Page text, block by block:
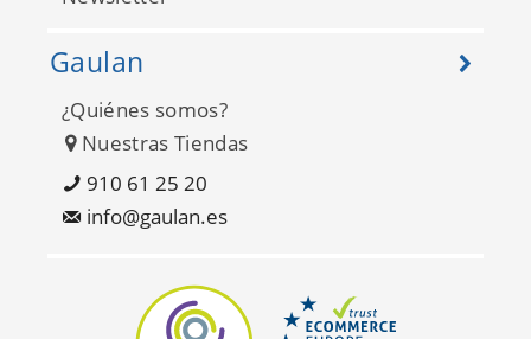
Gaulan
¿Quiénes somos?
Nuestras Tiendas
910 61 25 20
info@gaulan.es